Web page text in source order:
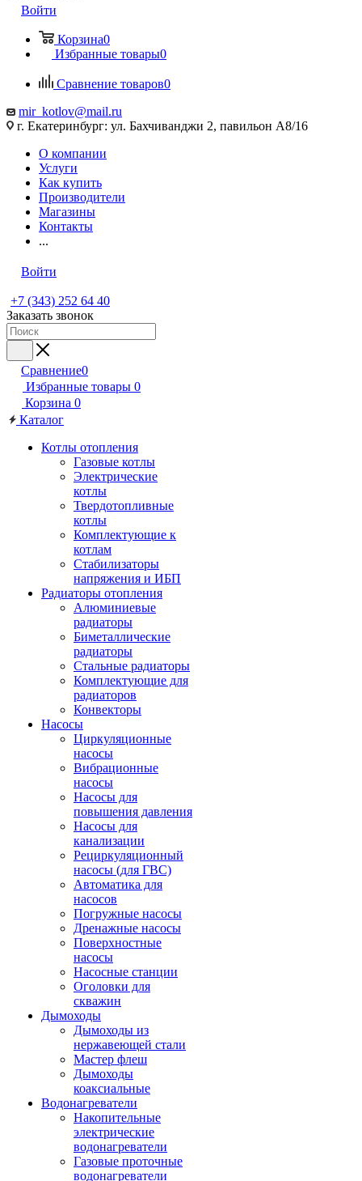
Войти
Корзина0
Избранные товары0
Сравнение товаров0
mir_kotlov@mail.ru
г. Екатеринбург: ул. Бахчиванджи 2, павильон А8/16
О компании
Услуги
Как купить
Производители
Магазины
Контакты
...
Войти
+7 (343) 252 64 40
Заказать звонок
Сравнение0
Избранные товары 0
Корзина 0
Каталог
Котлы отопления
Газовые котлы
Электрические
котлы
Твердотопливные
котлы
Комплектующие к
котлам
Стабилизаторы
напряжения и ИБП
Радиаторы отопления
Алюминиевые
радиаторы
Биметаллические
радиаторы
Стальные радиаторы
Комплектующие для
радиаторов
Конвекторы
Насосы
Циркуляционные
насосы
Вибрационные
насосы
Насосы для
повышения давления
Насосы для
канализации
Рециркуляционный
насосы (для ГВС)
Автоматика для
насосов
Погружные насосы
Дренажные насосы
Поверхностные
насосы
Насосные станции
Оголовки для
скважин
Дымоходы
Дымоходы из
нержавеющей стали
Мастер флеш
Дымоходы
коаксиальные
Водонагреватели
Накопительные
электрические
водонагреватели
Газовые проточные
водонагреватели